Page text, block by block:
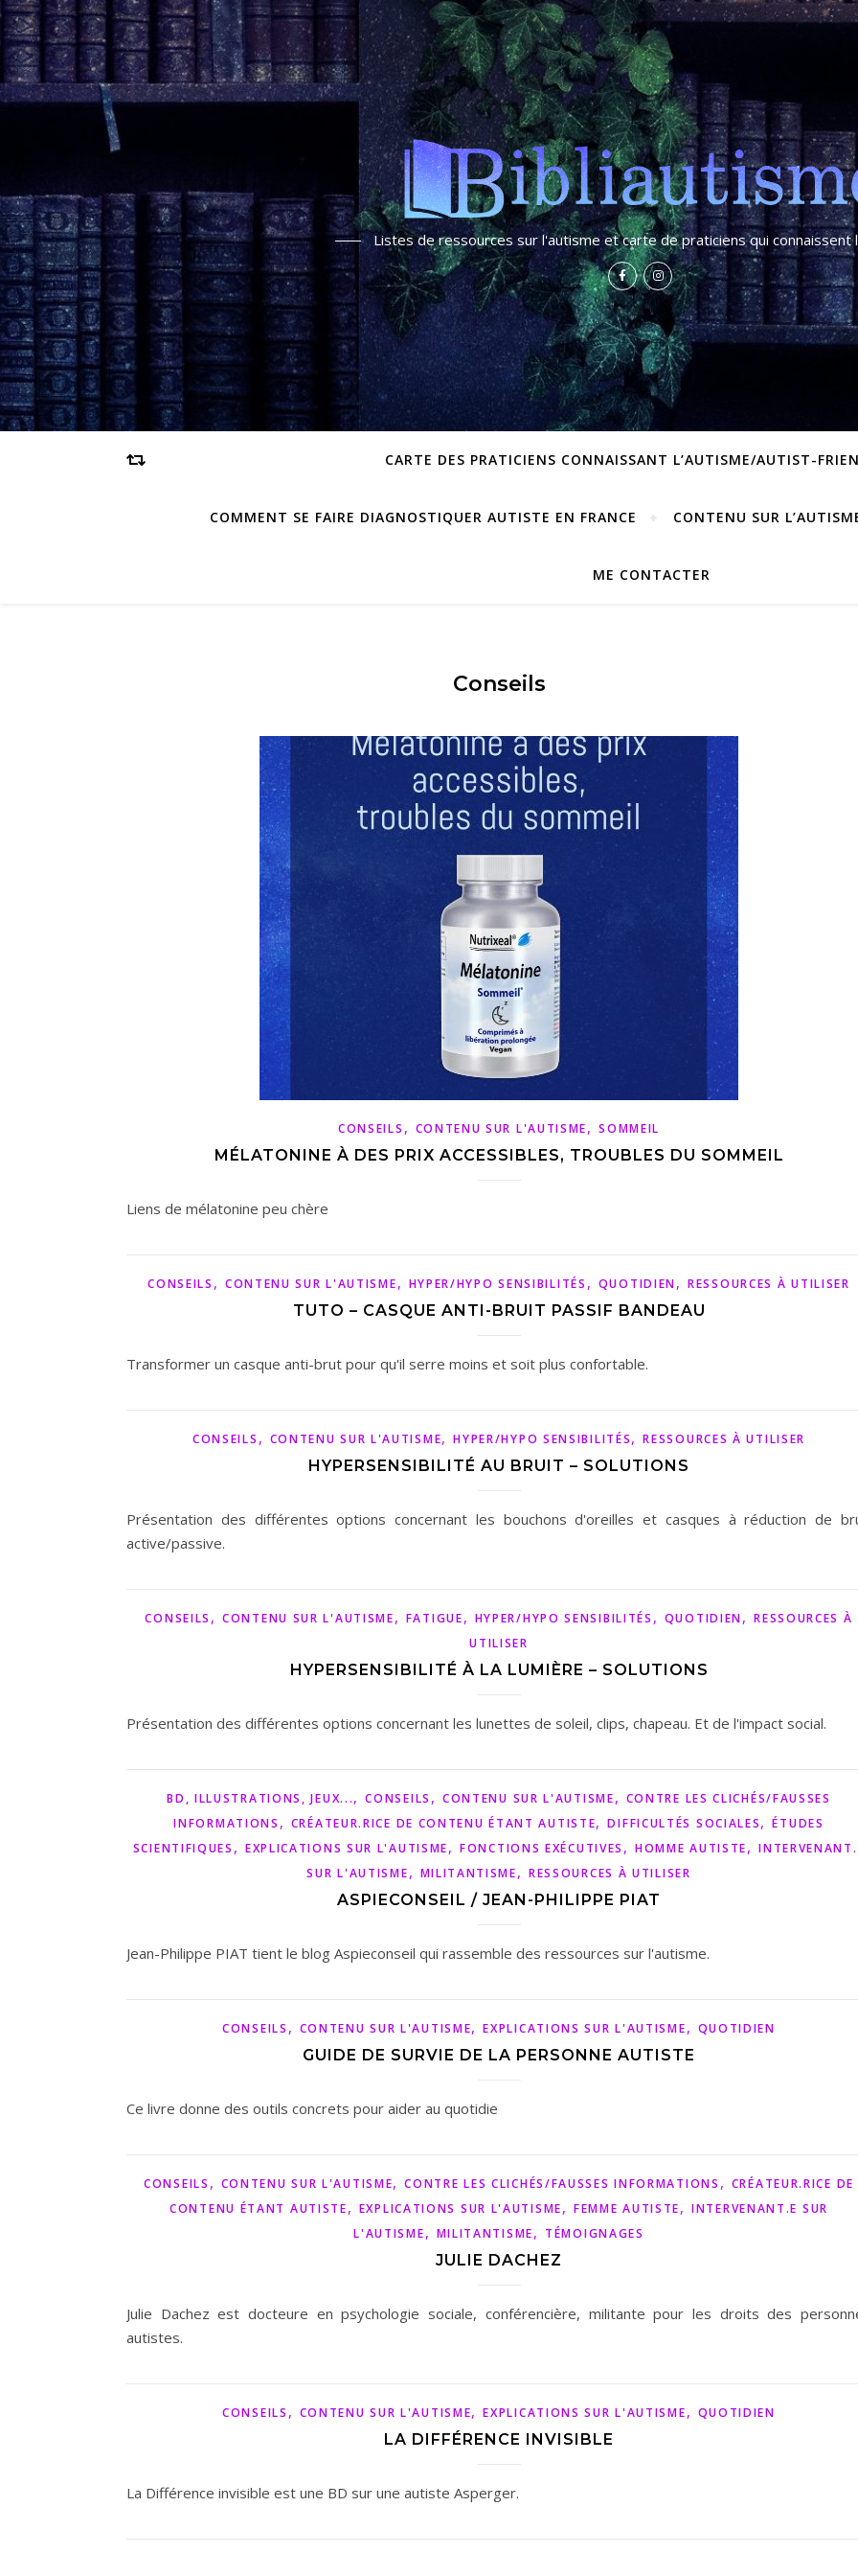
Listes de ressources sur l'autisme et carte de praticiens qui connaissent
CARTE DES PRATICIENS CONNAISSANT L’AUTISME/AUTIST-
COMMENT SE FAIRE DIAGNOSTIQUER AUTISTE EN FRANCE CONTENU SUR
ME CONTACTER
Conseils
CONSEILS , CONTENU SUR L'AUTISME,SOMMEIL
MÉLATONINE À DES PRIX ACCESSIBLES, TROUBLES DU SOMMEIL
Liens de mélatonine peu chère
CONSEILS , CONTENU SUR L'AUTISME, HYPER/HYPO SENSIBILITÉS , QUOTIDIEN,RESSOURCES À UTILISER
TUTO – CASQUE ANTI-BRUIT PASSIF BANDEAU
Transformer un casque anti-brut pour qu'il serre moins et soit plus confortable.
CONSEILS , CONTENU SUR L'AUTISME,HYPER/HYPO SENSIBILITÉS,RESSOURCES À UTILISER
HYPERSENSIBILITÉ AU BRUIT – SOLUTIONS
Présentation des différentes options concernant les bouchons d'oreilles et casques à réduction de
active/passive.
CONSEILS ,CONTENU SUR L'AUTISME, FATIGUE, HYPER/HYPO SENSIBILITÉS , QUOTIDIEN,RESSOURCES À
UTILISER
HYPERSENSIBILITÉ À LA LUMIÈRE – SOLUTIONS
Présentation des différentes options concernant les lunettes de soleil, clips, chapeau. Et de l'impact social.
BD, ILLUSTRATIONS, JEUX...,CONSEILS , CONTENU SUR L'AUTISME, CONTRE LES CLICHÉS/FAUSSES
INFORMATIONS , CRÉATEUR.RICE DE CONTENU ÉTANT AUTISTE,DIFFICULTÉS SOCIALES,ÉTUDES
SCIENTIFIQUES , EXPLICATIONS SUR L'AUTISME,FONCTIONS EXÉCUTIVES ,HOMME AUTISTE,
SUR L'AUTISME, MILITANTISME, RESSOURCES À UTILISER
ASPIECONSEIL / JEAN-PHILIPPE PIAT
Jean-Philippe PIAT tient le blog Aspieconseil qui rassemble des ressources sur l'autisme.
CONSEILS , CONTENU SUR L'AUTISME,EXPLICATIONS SUR L'AUTISME, QUOTIDIEN
GUIDE DE SURVIE DE LA PERSONNE AUTISTE
Ce livre donne des outils concrets pour aider au quotidie
CONSEILS , CONTENU SUR L'AUTISME,CONTRE LES CLICHÉS/FAUSSES INFORMATIONS , CRÉATEUR.RICE DE
CONTENU ÉTANT AUTISTE, EXPLICATIONS SUR L'AUTISME, FEMME AUTISTE,INTERVENANT.E SUR
L'AUTISME, MILITANTISME, TÉMOIGNAGES
JULIE DACHEZ
Julie Dachez est docteure en psychologie sociale, conférencière, militante pour les droits des
autistes.
CONSEILS , CONTENU SUR L'AUTISME,EXPLICATIONS SUR L'AUTISME, QUOTIDIEN
LA DIFFÉRENCE INVISIBLE
La Différence invisible est une BD sur une autiste Asperger.